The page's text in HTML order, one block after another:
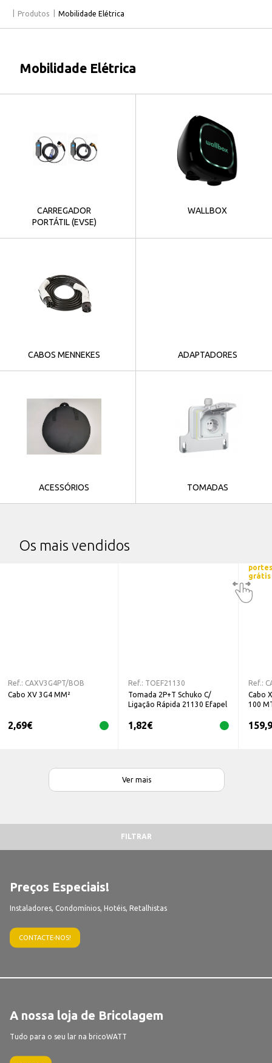
Produtos Mobilidade Elétrica
Mobilidade Elétrica
CARREGADOR
PORTÁTIL (EVSE)
WALLBOX
CABOS MENNEKES ADAPTADORES
ACESSÓRIOS TOMADAS
Os mais vendidos
Ref.: CAXV3G4PT/BOB
Cabo XV 3G4 MM²
2,69€
Ref.: TOEF21130
Tomada 2P+T Schuko C/
Ligação Rápida 21130 Efapel
1,82€
portes
grátis
Ref.:
Cabo
100
Ver mais
FILTRAR
Preços Especiais!
Instaladores, Condomínios, Hotéis, Retalhistas
CONTACTE-NOS!
A nossa loja de Bricolagem
Tudo para o seu lar na bricoWATT